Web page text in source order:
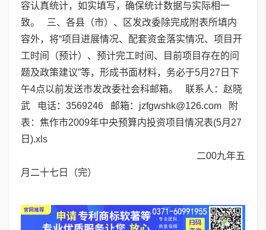
容认真统计，如实填写，确保统计数据与实际相一
致。 三、各县（市）、区发改委除完成附表所填内
容外，将“项目进展情况、配套资金落实情况、项目开
工时间（预计）、预计完工时间、目前项目存在的问
题及政策建议”等，形成书面材料，务必于5月27日下
午4点以前发送市发改委社会科邮箱。 联系人：赵晓
武 电话：3569246 邮箱：jzfgwshk@126.com 附
表： 焦作市2009年中央预算内投资项目情况表(5月27
日).xls
二00九年五
月二十七日（完）